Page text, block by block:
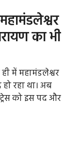
का भी
में महामंडलेश्वर
रहा था। अब
को इस पद और